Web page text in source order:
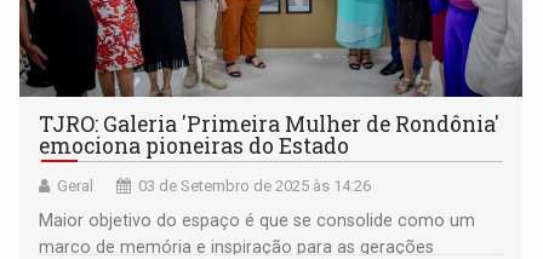
TJRO: Galeria 'Primeira Mulher de Rondônia'
emociona pioneiras do Estado
Geral 03 de Setembro de 2025 às 14:26
Maior objetivo do espaço é que se consolide como um
marco de memória e inspiração para as gerações